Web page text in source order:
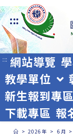
跳
轉
至
主
要
內
容
:::
::: 網站導覽
教學單位
新生報到專區
下載專區 報
> 2026 年 > 6 月 >